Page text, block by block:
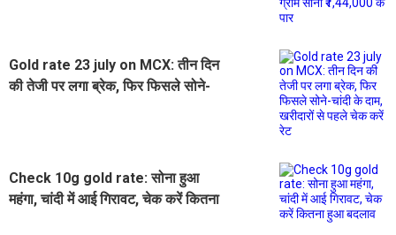
Gold rate 23 july on MCX: तीन दिन
की तेजी पर लगा ब्रेक, फिर फिसले सोने-
Check 10g gold rate: सोना हुआ
महंगा, चांदी में आई गिरावट, चेक करें कितना